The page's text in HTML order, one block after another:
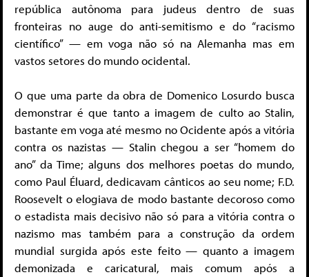
república autônoma para judeus dentro de suas
fronteiras no auge do anti-semitismo e do “racismo
científico” — em voga não só na Alemanha mas em
vastos setores do mundo ocidental.
O que uma parte da obra de Domenico Losurdo busca
demonstrar é que tanto a imagem de culto ao Stalin,
bastante em voga até mesmo no Ocidente após a vitória
contra os nazistas — Stalin chegou a ser “homem do
ano” da Time; alguns dos melhores poetas do mundo,
como Paul Éluard, dedicavam cânticos ao seu nome; F.D.
Roosevelt o elogiava de modo bastante decoroso como
o estadista mais decisivo não só para a vitória contra o
nazismo mas também para a construção da ordem
mundial surgida após este feito — quanto a imagem
demonizada e caricatural, mais comum após a